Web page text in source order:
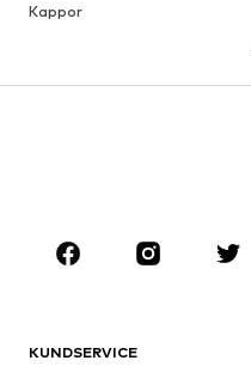
Kappor
Premium
Nytt
KUNDSERVICE